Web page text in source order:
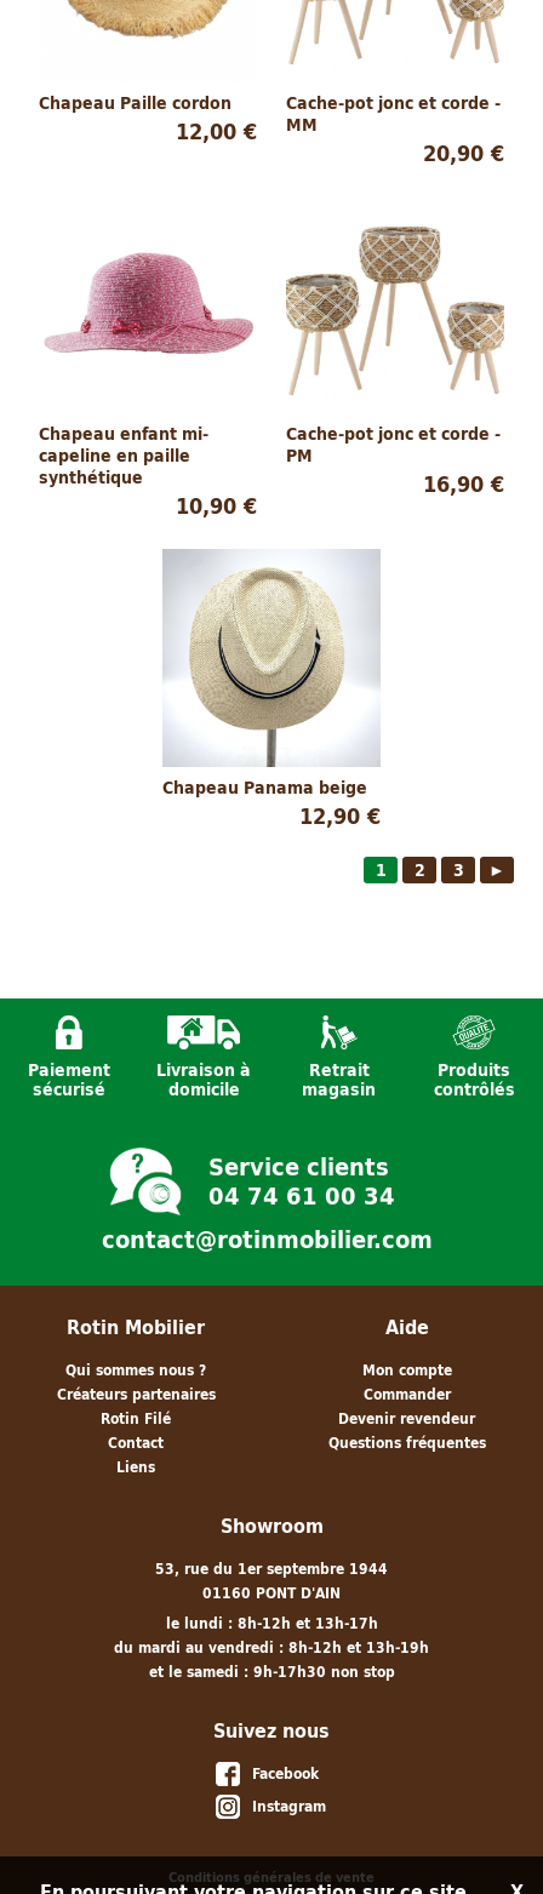
Chapeau Paille cordon
12,00 €
Cache-pot jonc et corde -
MM
20,90 €
Chapeau enfant mi-
capeline en paille
synthétique
10,90 €
Cache-pot jonc et corde -
PM
16,90 €
Chapeau Panama beige
12,90 €
1 2 3 ►
Paiement
sécurisé
Livraison à
domicile
Retrait
magasin
Produits
contrôlés
Service clients
04 74 61 00 34
contact@rotinmobilier.com
Rotin Mobilier
Qui sommes nous ?
Créateurs partenaires
Rotin Filé
Contact
Liens
Aide
Mon compte
Commander
Devenir revendeur
Questions fréquentes
Showroom
53, rue du 1er septembre 1944
01160 PONT D'AIN
le lundi : 8h-12h et 13h-17h
du mardi au vendredi : 8h-12h et 13h-19h
et le samedi : 9h-17h30 non stop
Suivez nous
Facebook
Instagram
Conditions générales de vente